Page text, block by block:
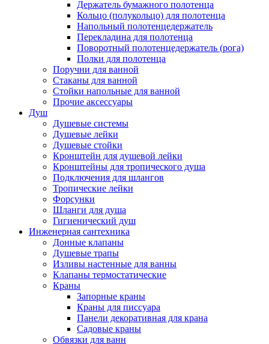
Держатель бумажного полотенца
Кольцо (полукольцо) для полотенца
Напольный полотенцедержатель
Перекладина для полотенца
Поворотный полотенцедержатель (рога)
Полки для полотенца
Поручни для ванной
Стаканы для ванной
Стойки напольные для ванной
Прочие аксессуары
Душ
Душевые системы
Душевые лейки
Душевые стойки
Кронштейн для душевой лейки
Кронштейны для тропического душа
Подключения для шлангов
Тропические лейки
Форсунки
Шланги для душа
Гигиенический душ
Инженерная сантехника
Донные клапаны
Душевые трапы
Изливы настенные для ванны
Клапаны термостатические
Краны
Запорные краны
Краны для писсуара
Панели декоративная для крана
Садовые краны
Обвязки для ванн